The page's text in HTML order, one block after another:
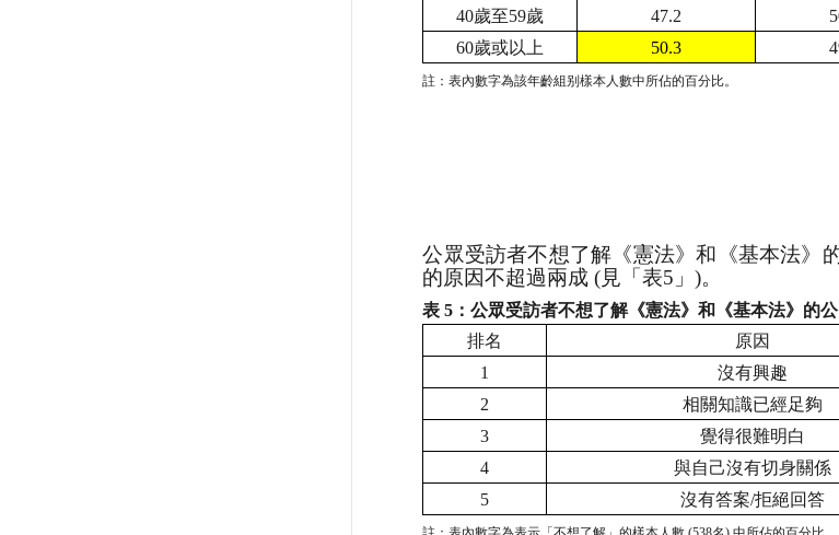
40歲至59歲 47.2
60歲或以上 50.3
註：表內數字為該年齡組别樣本人數中所佔的百分比。
公眾受訪者不想了解《憲法》和《基本法》
的原因不超過兩成 (見「表5 」)。
表 5 ：公眾受訪者不想了解《憲法》和《基本法》的
排名
原因
1
沒有興趣
2
相關知識已經足夠
3
覺得很難明白
4
與自己沒有切身關係
5
沒有答案/拒絕回答